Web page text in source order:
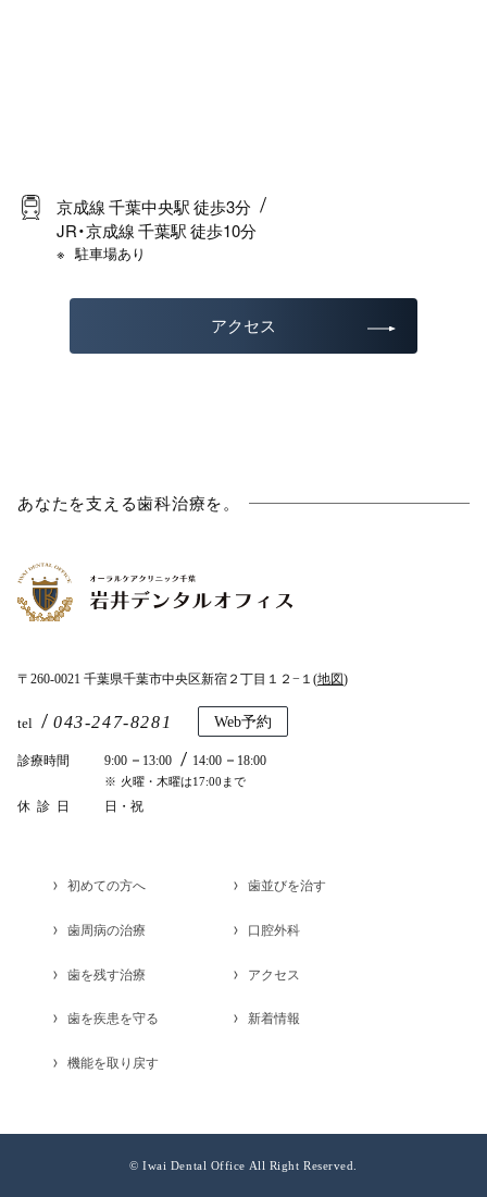
京成線 千葉中央駅 徒歩3分
JR・京成線 千葉駅 徒歩10分
駐車場あり
アクセス
あなたを支える歯科治療を。
〒260-0021 千葉県千葉市中央区新宿２丁目１２−１(地図)
tel 043-247-8281 Web予約
診療時間 9:00 13:00 14:00 18:00
火曜・木曜は17:00まで
休診日 日・祝
初めての方へ
歯周病の治療
歯を残す治療
歯を疾患を守る
機能を取り戻す
歯並びを治す
口腔外科
アクセス
新着情報
©︎ Iwai Dental Office All Right Reserved.